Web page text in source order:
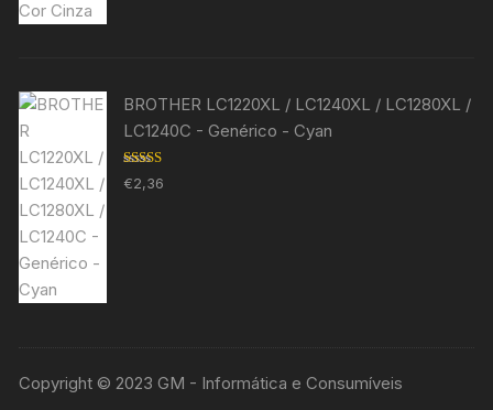
BROTHER LC1220XL / LC1240XL / LC1280XL /
LC1240C - Genérico - Cyan
Avaliação
5.00de 5
€2,36
Copyright © 2023 GM - Informática e Consumíveis